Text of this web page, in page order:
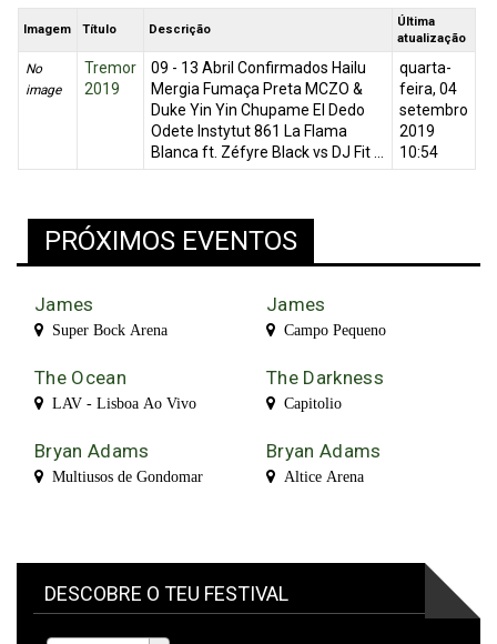
Imagem Título Descrição
Última
atualização
No
image
Tremor
2019
09 - 13 Abril Confirmados Hailu
Mergia Fumaça Preta MCZO &
Duke Yin Yin Chupame El Dedo
Odete Instytut 861 La Flama
Blanca ft. Zéfyre Black vs DJ Fit ...
quarta-
feira, 04
setembro
2019
10:54
PRÓXIMOS EVENTOS
James
Super Bock Arena
James
Campo Pequeno
The Ocean
LAV - Lisboa Ao Vivo
The Darkness
Capitolio
Bryan Adams
Multiusos de Gondomar
Bryan Adams
Altice Arena
DESCOBRE O TEU FESTIVAL